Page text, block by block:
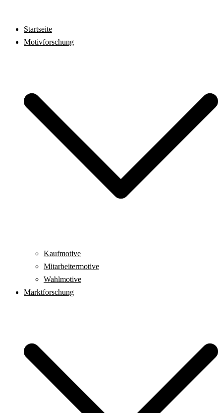
springen
Startseite
Motivforschung
Kaufmotive
Mitarbeitermotive
Wahlmotive
Marktforschung